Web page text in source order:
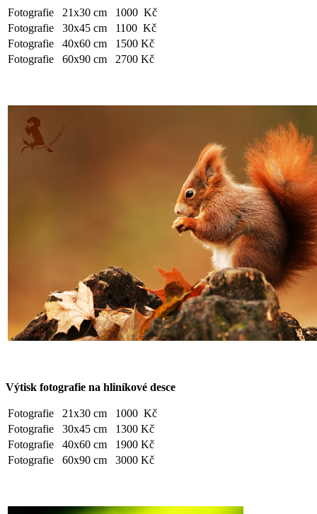
Fotografie 21x30 cm
1000 Kč
Fotografie
30x45 cm
1100 Kč
Fotografie
40x60 cm
1500 Kč
Fotografie
60x90 cm 2700 Kč
Výtisk fotografie na hliníkové desce
Fotografie 21x30 cm
1000 Kč
Fotografie
30x45 cm
1300 Kč
Fotografie
40x60 cm
1900 Kč
Fotografie
60x90 cm 3000 Kč